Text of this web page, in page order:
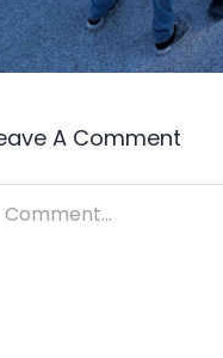
A Comment
Comment